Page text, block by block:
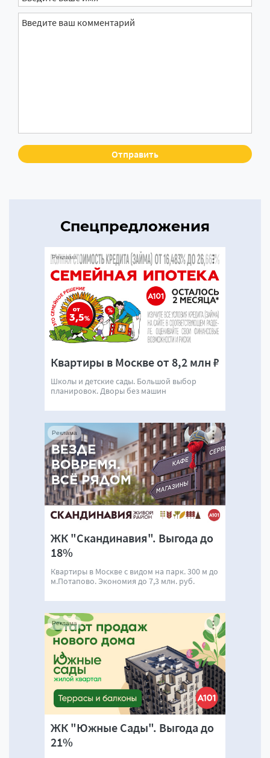
Спецпредложения
Квартиры в Москве от 8,2 млн ₽
Школы и детские сады. Большой выбор
планировок. Дворы без машин
Реклама
ЖК "Скандинавия". Выгода до
18%
Квартиры в Москве с видом на парк. 300 м до
м.Потапово. Экономия до 7,3 млн. руб.
Реклама
ЖК "Южные Сады". Выгода до
21%
Реклама